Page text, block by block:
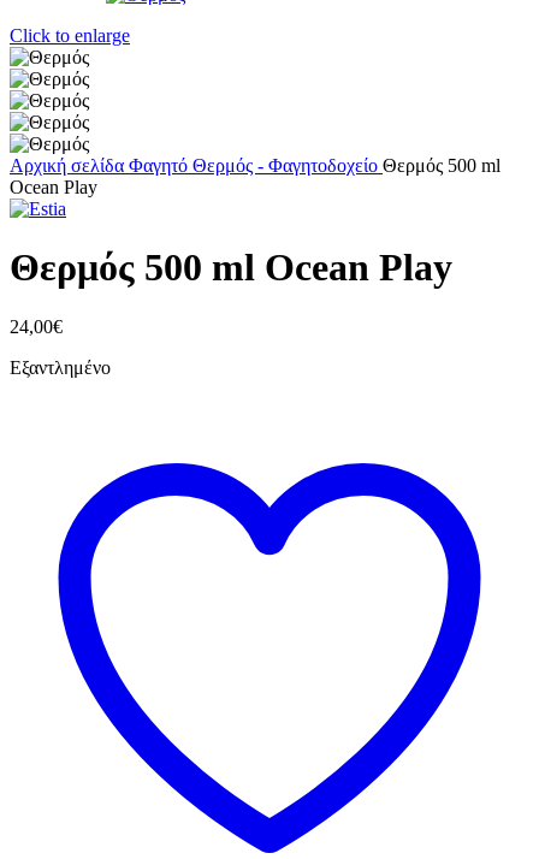
Click to enlarge
Αρχική σελίδα Φαγητό Θερμός - Φαγητοδοχείο Θερμός 500 ml
Ocean Play
Θερμός 500 ml Ocean Play
24,00€
Εξαντλημένο